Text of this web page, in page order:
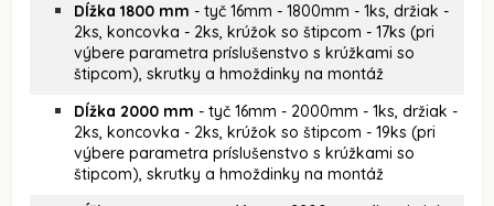
Dĺžka 1800 mm - tyč 16mm - 1800mm - 1ks, držiak -
2ks, koncovka - 2ks, krúžok so štipcom - 17ks (pri
výbere parametra príslušenstvo s krúžkami so
štipcom), skrutky a hmoždinky na montáž
Dĺžka 2000 mm - tyč 16mm - 2000mm - 1ks, držiak -
2ks, koncovka - 2ks, krúžok so štipcom - 19ks (pri
výbere parametra príslušenstvo s krúžkami so
štipcom), skrutky a hmoždinky na montáž